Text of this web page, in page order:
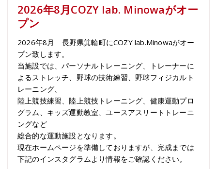
2026年8月COZY lab. Minowaがオー
プン
2026年8月 長野県箕輪町にCOZY lab.Minowaがオー
プン致します。
当施設では、パーソナルトレーニング、トレーナーに
よるストレッチ、野球の技術練習、野球フィジカルト
レーニング、
陸上競技練習、陸上競技トレーニング、健康運動プロ
グラム、キッズ運動教室、ユースアスリートトレーニ
ングなど
総合的な運動施設となります。
現在ホームページを準備しておりますが、完成までは
下記のインスタグラムより情報をご確認ください。